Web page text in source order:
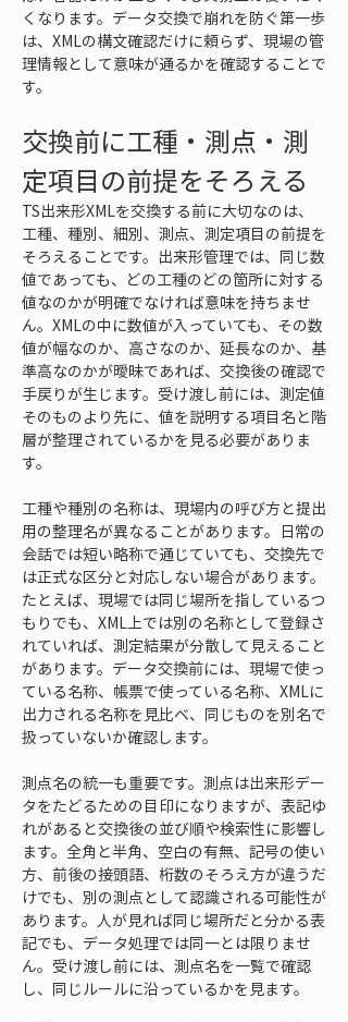
くなります。データ交換で崩れを防ぐ第一歩
は、XMLの構文確認だけに頼らず、現場の管
理情報として意味が通るかを確認することで
す。
交換前に工種・測点・測
定項目の前提をそろえる
TS出来形XMLを交換する前に大切なのは、
工種、種別、細別、測点、測定項目の前提を
そろえることです。出来形管理では、同じ数
値であっても、どの工種のどの箇所に対する
値なのかが明確でなければ意味を持ちませ
ん。XMLの中に数値が入っていても、その数
値が幅なのか、高さなのか、延長なのか、基
準高なのかが曖昧であれば、交換後の確認で
手戻りが生じます。受け渡し前には、測定値
そのものより先に、値を説明する項目名と階
層が整理されているかを見る必要がありま
す。
工種や種別の名称は、現場内の呼び方と提出
用の整理名が異なることがあります。日常の
会話では短い略称で通じていても、交換先で
は正式な区分と対応しない場合があります。
たとえば、現場では同じ場所を指しているつ
もりでも、XML上では別の名称として登録さ
れていれば、測定結果が分散して見えること
があります。データ交換前には、現場で使っ
ている名称、帳票で使っている名称、XMLに
出力される名称を見比べ、同じものを別名で
扱っていないか確認します。
測点名の統一も重要です。測点は出来形デー
タをたどるための目印になりますが、表記ゆ
れがあると交換後の並び順や検索性に影響し
ます。全角と半角、空白の有無、記号の使い
方、前後の接頭語、桁数のそろえ方が違うだ
けでも、別の測点として認識される可能性が
あります。人が見れば同じ場所だと分かる表
記でも、データ処理では同一とは限りませ
ん。受け渡し前には、測点名を一覧で確認
し、同じルールに沿っているかを見ます。